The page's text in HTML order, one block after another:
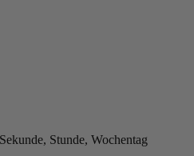
Stunde, Wochentag